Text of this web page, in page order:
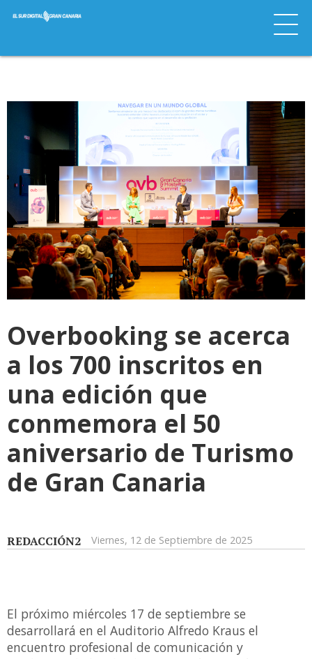
Overbooking se acerca
a los 700 inscritos en
una edición que
conmemora el 50
aniversario de Turismo
de Gran Canaria
REDACCIÓN2 Viernes, 12 de Septiembre de 2025
El próximo miércoles 17 de septiembre se
desarrollará en el Auditorio Alfredo Kraus el
encuentro profesional de comunicación y